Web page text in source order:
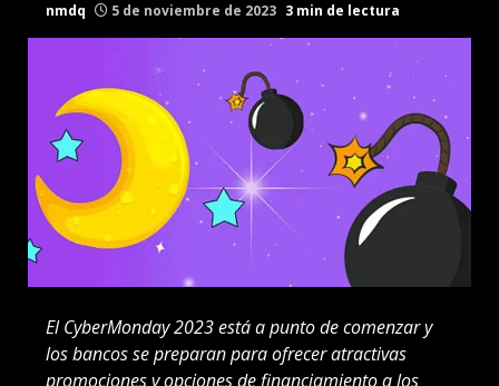
nmdq 5 de noviembre de 2023 3 min de lectura
El CyberMonday 2023 está a punto de comenzar y
los bancos se preparan para ofrecer atractivas
promociones y opciones de financiamiento a los